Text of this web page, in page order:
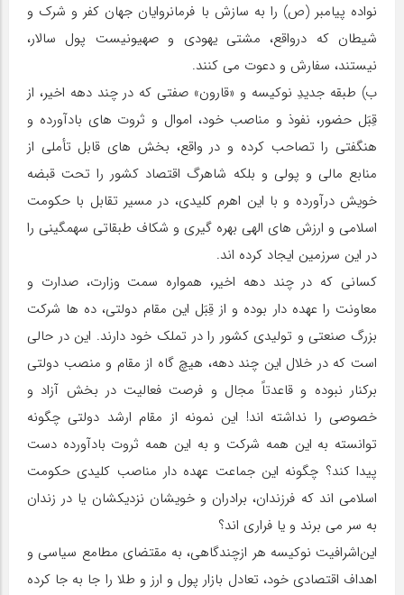
نواده پیامبر (ص) را به سازش با فرمانروایان جهان کفر و شرک و
شیطان که درواقع، مشتی یهودی و صهیونیست پول سالار،
نیستند، سفارش و دعوت می کنند.
ب) طبقه جدیدِ نوکیسه و «قارون» صفتی که در چند دهه اخیر، از
قِبَل حضور، نفوذ و مناصب خود، اموال و ثروت های بادآورده و
هنگفتی را تصاحب کرده و در واقع، بخش های قابل تأملی از
منابع مالی و پولی و بلکه شاهرگ اقتصاد کشور را تحت قبضه
خویش درآورده و با این اهرم کلیدی، در مسیر تقابل با حکومت
اسلامی و ارزش های الهی بهره گیری و شکاف طبقاتی سهمگینی را
در این سرزمین ایجاد کرده اند.
کسانی که در چند دهه اخیر، همواره سمت وزارت، صدارت و
معاونت را عهده دار بوده و از قِبَل این مقام دولتی، ده ها شرکت
بزرگ صنعتی و تولیدی کشور را در تملک خود دارند. این در حالی
است که در خلال این چند دهه، هیچ گاه از مقام و منصب دولتی
برکنار نبوده و قاعدتاً مجال و فرصت فعالیت در بخش آزاد و
خصوصی را نداشته اند! این نمونه از مقام ارشد دولتی چگونه
توانسته به این همه شرکت و به این همه ثروت بادآورده دست
پیدا کند؟ چگونه این جماعت عهده دار مناصب کلیدی حکومت
اسلامی اند که فرزندان، برادران و خویشان نزدیکشان یا در زندان
به سر می برند و یا فراری اند؟
این‌اشرافیت نوکیسه هر ازچندگاهی، به مقتضای مطامع سیاسی و
اهداف اقتصادی خود، تعادل بازار پول و ارز و طلا را جا به جا کرده